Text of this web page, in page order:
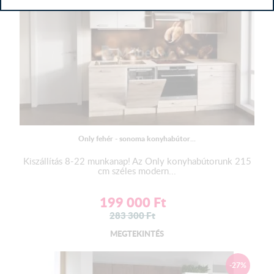
műveletnek az elvégzésére.
( A lábak felszereléséhez útmutatót nem tudunk küldeni
A lábazatot eltakaró léc elemenként, vagy egy hosszúságban
Ha teljesen egyedi összeállítású konyhabútort rendelt, (kiegészítő
elemekből rak össze egy saját konyhasort) a lábtakaró léc
méretét megadhatja a megjegyzés rovatban. Ellenkező esetben
A lábazat maximális hossza 2,8 m lehet. Ettől hosszabb méret
esetén két darabban tudjuk azt kiszállítani.
A kiegészítőknél lehetséges kiválasztani!
Kiváló minőségű gyártótól származó rozsdamentes
A mosogató tálca tartozéka a szifon- lefolyóval.
LED világítás:
Az alapár nem tartalmazza a LED világítást!
Only fehér - sonoma konyhabútor...
Kiszállítás 8-22 munkanap! Az Only konyhabútorunk 215
cm széles modern...
199 000 Ft
283 300Ft
MEGTEKINTÉS
-27%